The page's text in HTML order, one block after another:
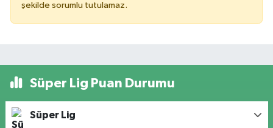
şekilde sorumlu tutulamaz.
Süper Lig Puan Durumu
Süper Lig